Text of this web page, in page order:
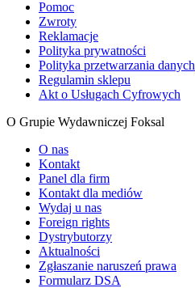
Pomoc
Zwroty
Reklamacje
Polityka prywatności
Polityka przetwarzania danych
Regulamin sklepu
Akt o Usługach Cyfrowych
O Grupie Wydawniczej Foksal
O nas
Kontakt
Panel dla firm
Kontakt dla mediów
Wydaj u nas
Foreign rights
Dystrybutorzy
Aktualności
Zgłaszanie naruszeń prawa
Formularz DSA